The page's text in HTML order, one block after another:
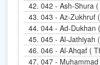
42.
43.
44.
45.
46.
47.